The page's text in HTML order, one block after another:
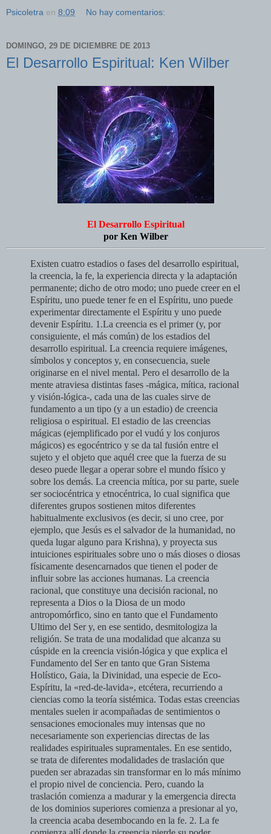
Psicoletra en 8:09 No hay comentarios:
DOMINGO, 29 DE DICIEMBRE DE 2013
El Desarrollo Espiritual: Ken Wilber
El Desarrollo Espiritual
por Ken Wilber
Existen cuatro estadios o fases del desarrollo espiritual,
la creencia, la fe, la experiencia directa y la adaptación
permanente; dicho de otro modo; uno puede creer en el
Espíritu, uno puede tener fe en el Espíritu, uno puede
experimentar directamente el Espíritu y uno puede
devenir Espíritu. 1.La creencia es el primer (y, por
consiguiente, el más común) de los estadios del
desarrollo espiritual. La creencia requiere imágenes,
símbolos y conceptos y, en consecuencia, suele
originarse en el nivel mental. Pero el desarrollo de la
mente atraviesa distintas fases -mágica, mítica, racional
y visión-lógica-, cada una de las cuales sirve de
fundamento a un tipo (y a un estadio) de creencia
religiosa o espiritual. El estadio de las creencias
mágicas (ejemplificado por el vudú y los conjuros
mágicos) es egocéntrico y se da tal fusión entre el
sujeto y el objeto que aquél cree que la fuerza de su
deseo puede llegar a operar sobre el mun­do físico y
sobre los demás. La creencia mítica, por su parte, suele
ser so­ciocéntrica y etnocéntrica, lo cual significa que
diferentes grupos sostienen mitos diferentes
habitualmente exclusivos (es decir, si uno cree, por
ejem­plo, que Jesús es el salvador de la humanidad, no
queda lugar alguno para Krishna), y proyecta sus
intuiciones espirituales sobre uno o más dioses o diosas
físicamente desencarnados que tienen el poder de
influir sobre las ac­ciones humanas. La creencia
racional, que constituye una decisión racio­nal, no
representa a Dios o la Diosa de un modo
antropomórfico, sino en tanto que el Fundamento
Ultimo del Ser y, en ese sentido, desmitologiza la
religión. Se trata de una modalidad que alcanza su
cúspide en la creencia vi­sión-lógica y que explica el
Fundamento del Ser en tanto que Gran Sistema
Holístico, Gaia, la Divinidad, una especie de Eco-
Espíritu, la «red-de-la­vida», etcétera, recurriendo a
ciencias como la teoría sistémica. Todas estas creencias
mentales suelen ir acompañadas de sentimientos o
sensaciones emocionales muy intensas que no
necesariamente son experien­cias directas de las
realidades espirituales supramentales. En ese sentido,
se trata de diferentes modalidades de traslación que
pueden ser abrazadas sin transformar en lo más mínimo
el propio nivel de conciencia. Pero, cuando la
traslación comienza a madurar y la emergencia directa
de los dominios supe­riores comienza a presionar al yo,
la creencia acaba desembocando en la fe. 2. La fe